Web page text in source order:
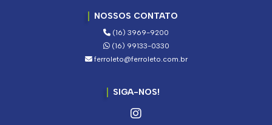
NOSSOS CONTATO
(16) 3969-9200
(16) 99133-0330
ferroleto@ferroleto.com.br
SIGA-NOS!